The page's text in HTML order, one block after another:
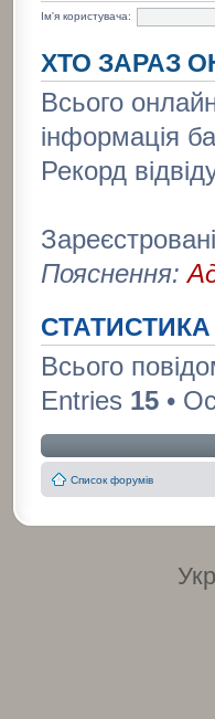
Ім'я користувача:
ХТО ЗАРАЗ
Всього
інформація
Рекорд
Пояснення:
СТАТИСТИКА
Всього
Entries 15•
Список форумів